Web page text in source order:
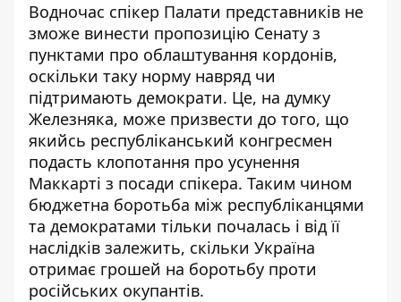
Водночас спікер Палати представників не
зможе винести пропозицію Сенату з
пунктами про облаштування кордонів,
оскільки таку норму навряд чи
підтримають демократи. Це, на думку
Железняка, може призвести до того, що
якийсь республіканський конгресмен
подасть клопотання про усунення
Маккарті з посади спікера. Таким чином
бюджетна боротьба між республіканцями
та демократами тільки почалась і від її
наслідків залежить, скільки Україна
отримає грошей на боротьбу проти
російських окупантів.